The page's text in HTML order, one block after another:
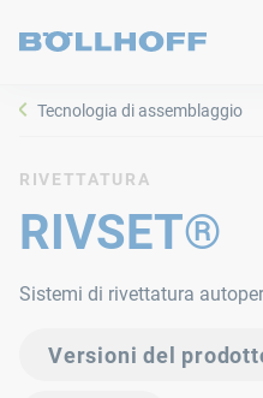
Tecnologia di assemblaggio
RIVETTATURA
RIVSET®
Sistemi di rivettatura
Versioni del